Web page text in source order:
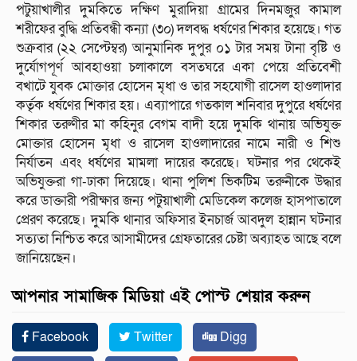
পটুয়াখালীর দুমকিতে দক্ষিণ মুরাদিয়া গ্রামের দিনমজুর কামাল
শরীফের বুদ্ধি প্রতিবন্ধী কন্যা (৩০) দলবদ্ধ ধর্ষণের শিকার হয়েছে। গত
শুক্রবার (২২ সেপ্টেম্বর) আনুমানিক দুপুর ০১ টার সময় টানা বৃষ্টি ও
দুর্যোগপূর্ণ আবহাওয়া চলাকালে বসতঘরে একা পেয়ে প্রতিবেশী
বখাটে যুবক মোক্তার হোসেন মৃধা ও তার সহযোগী রাসেল হাওলাদার
কর্তৃক ধর্ষণের শিকার হয়। এব্যাপারে গতকাল শনিবার দুপুরে ধর্ষণের
শিকার তরুণীর মা কহিনুর বেগম বাদী হয়ে দুমকি থানায় অভিযুক্ত
মোক্তার হোসেন মৃধা ও রাসেল হাওলাদারের নামে নারী ও শিশু
নির্যাতন এবং ধর্ষণের মামলা দায়ের করেছে। ঘটনার পর থেকেই
অভিযুক্তরা গা-ঢাকা দিয়েছে। থানা পুলিশ ভিকটিম তরুনীকে উদ্ধার
করে ডাক্তারী পরীক্ষার জন্য পটুয়াখালী মেডিকেল কলেজ হাসপাতালে
প্রেরণ করেছে। দুমকি থানার অফিসার ইনচার্জ আবদুল হান্নান ঘটনার
সত্যতা নিশ্চিত করে আসামীদের গ্রেফতারের চেষ্টা অব্যাহত আছে বলে
জানিয়েছেন।
আপনার সামাজিক মিডিয়া এই পোস্ট শেয়ার করুন
Facebook Twitter
Digg